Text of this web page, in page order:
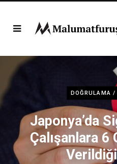
DOĞRULAMA /
Japonya’da
Çalışanlara 6